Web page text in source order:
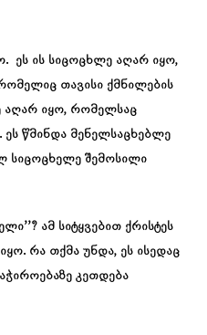
ეს ის სიცოცხლე აღარ იყო,
თავისი ქმნილების
აღარ იყო, რომელსაც
წმინდა მენელსაცხებლე
სიცოცხელე შემოსილი
ამ სიტყვებით ქრისტეს
რა თქმა უნდა, ეს ისედაც
კეთდება